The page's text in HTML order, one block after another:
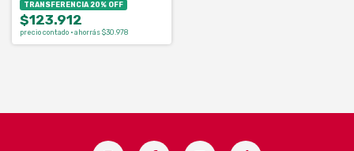
TRANSFERENCIA 20% OFF
$123.912
precio contado · ahorrás $30.978